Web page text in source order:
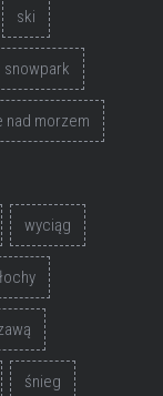
ski
snowpark
nad morzem
wyciąg
śnieg